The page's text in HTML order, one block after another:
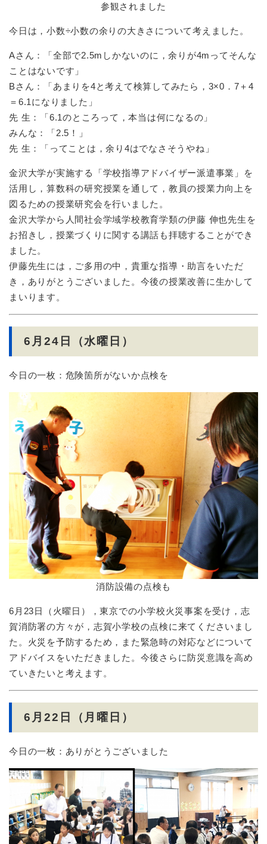
参観されました
今日は，小数÷小数の余りの大きさについて考えました。
Aさん：「全部で2.5mしかないのに，余りが4mってそんな
ことはないです」
Bさん：「あまりを4と考えて検算してみたら，3×0．7＋4
＝6.1になりました」
先 生：「6.1のところって，本当は何になるの」
みんな：「2.5！」
先 生：「ってことは，余り4はでなさそうやね」
金沢大学が実施する「学校指導アドバイザー派遣事業」を
活用し，算数科の研究授業を通して，教員の授業力向上を
図るための授業研究会を行いました。
金沢大学から人間社会学域学校教育学類の伊藤 伸也先生を
お招きし，授業づくりに関する講話も拝聴することができ
ました。
伊藤先生には，ご多用の中，貴重な指導・助言をいただ
き，ありがとうございました。今後の授業改善に生かして
まいります。
6月24日（水曜日）
今日の一枚：危険箇所がないか点検を
消防設備の点検も
6月23日（火曜日），東京での小学校火災事案を受け，志
賀消防署の方々が，志賀小学校の点検に来てくださいまし
た。火災を予防するため，また緊急時の対応などについて
アドバイスをいただきました。今後さらに防災意識を高め
ていきたいと考えます。
6月22日（月曜日）
今日の一枚：ありがとうございました